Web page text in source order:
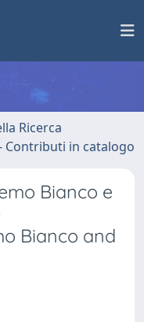
Ricerca
Contributi in catalogo
Bianco e
Bianco and